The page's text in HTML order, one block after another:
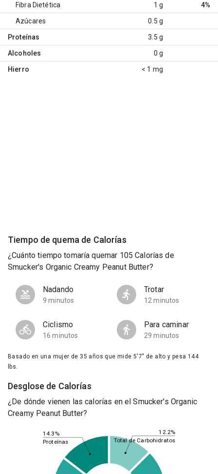
Fibra Dietética 1 g 4%
Azúcares 0.5 g
Proteínas 3.5 g
Alcoholes 0 g
Hierro < 1 mg
Tiempo de quema de Calorías
¿Cuánto tiempo tomaría quemar 105 Calorías de
Smucker's Organic Creamy Peanut Butter?
Nadando
9 minutos
Trotar
12 minutos
Ciclismo
16 minutos
Para caminar
29 minutos
Basado en una mujer de 35 años que mide 5'7" de alto y pesa 144
lbs.
Desglose de Calorías
¿De dónde vienen las calorías en el Smucker's Organic
Creamy Peanut Butter?
12.2%
14.3%
Total de Carbohidratos
Proteínas